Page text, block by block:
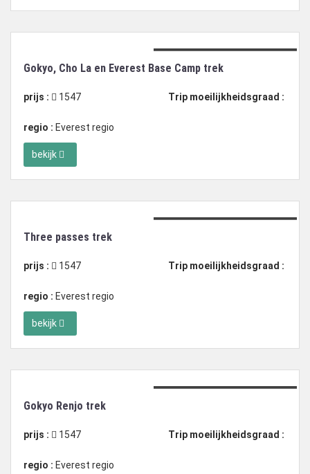
Duration: 16 dagen trekking
Gokyo, Cho La en Everest Base Camp trek
prijs : 1547 Trip moeilijkheidsgraad :
regio : Everest regio
bekijk
Three passes trek
prijs : 1547 Trip moeilijkheidsgraad :
regio : Everest regio
bekijk
Gokyo Renjo trek
prijs : 1547 Trip moeilijkheidsgraad :
regio : Everest regio